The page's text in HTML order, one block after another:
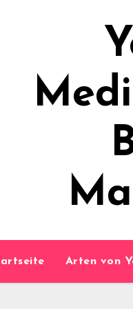
Arten von